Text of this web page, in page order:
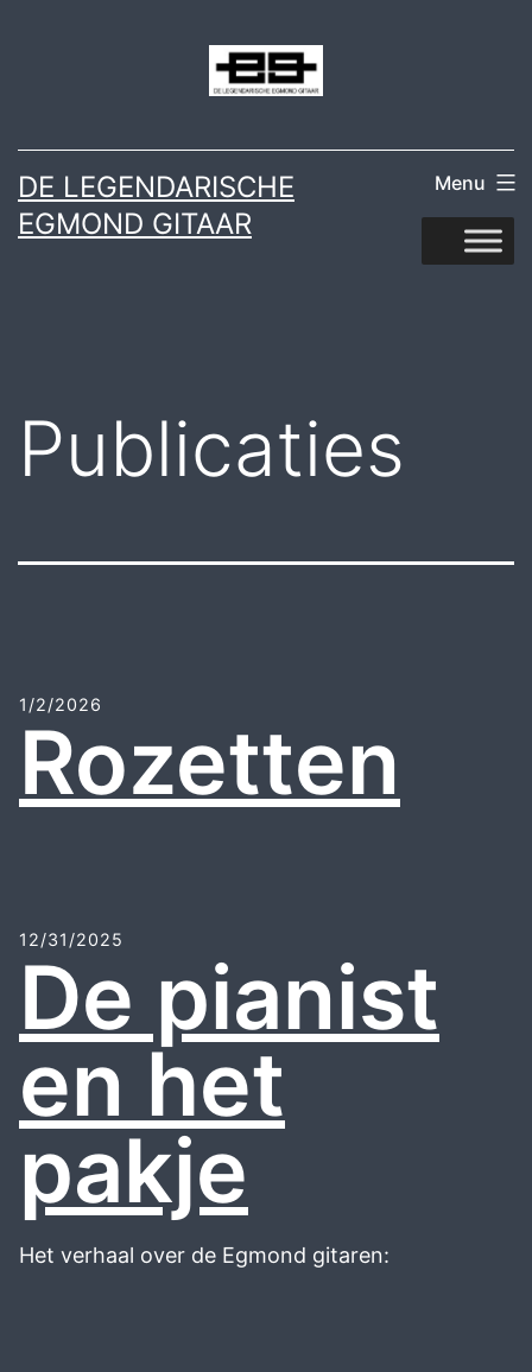
DE LEGENDARISCHE
EGMOND GITAAR
Menu
Publicaties
1/2/2026
Rozetten
12/31/2025
De pianist
en het
pakje
Het verhaal over de Egmond gitaren: